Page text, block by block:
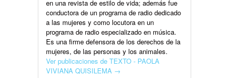
en una revista de estilo de vida; además fue
conductora de un programa de radio dedicado
a las mujeres y como locutora en un
programa de radio especializado en música.
Es una firme defensora de los derechos de la
mujeres, de las personas y los animales.
Ver publicaciones de TEXTO - PAOLA
VIVIANA QUISILEMA →